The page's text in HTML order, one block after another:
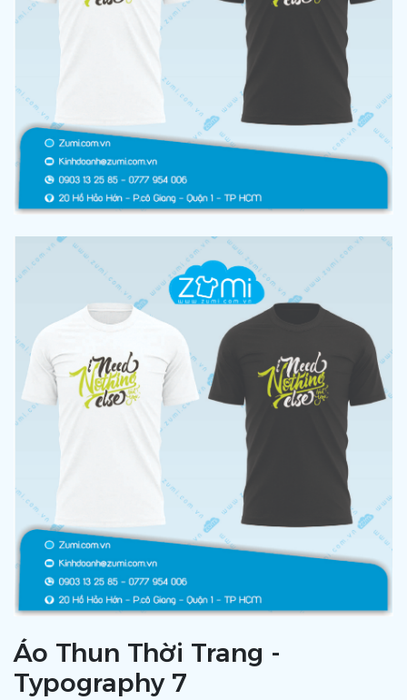
Áo Thun Thời Trang -
Typography 7